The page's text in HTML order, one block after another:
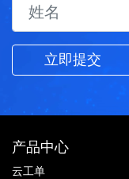
立即提交
产品中心
云工单